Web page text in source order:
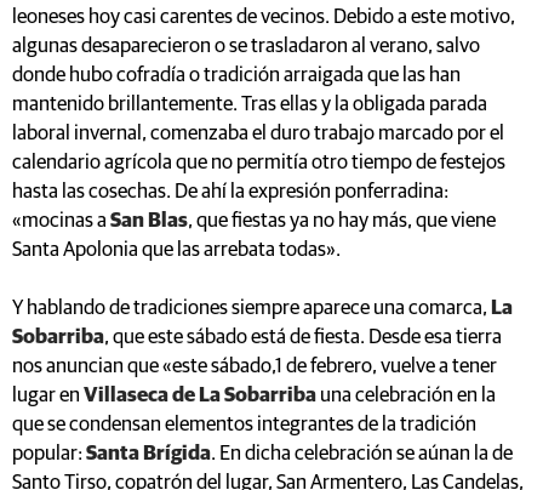
leoneses hoy casi carentes de vecinos. Debido a este motivo,
algunas desaparecieron o se trasladaron al verano, salvo
donde hubo cofradía o tradición arraigada que las han
mantenido brillantemente. Tras ellas y la obligada parada
laboral invernal, comenzaba el duro trabajo marcado por el
calendario agrícola que no permitía otro tiempo de festejos
hasta las cosechas. De ahí la expresión ponferradina:
«mocinas a San Blas, que fiestas ya no hay más, que viene
Santa Apolonia que las arrebata todas».
Y hablando de tradiciones siempre aparece una comarca, La
Sobarriba, que este sábado está de fiesta. Desde esa tierra
nos anuncian que «este sábado,1 de febrero, vuelve a tener
lugar en Villaseca de La Sobarriba una celebración en la
que se condensan elementos integrantes de la tradición
popular: Santa Brígida. En dicha celebración se aúnan la de
Santo Tirso, copatrón del lugar, San Armentero, Las Candelas,